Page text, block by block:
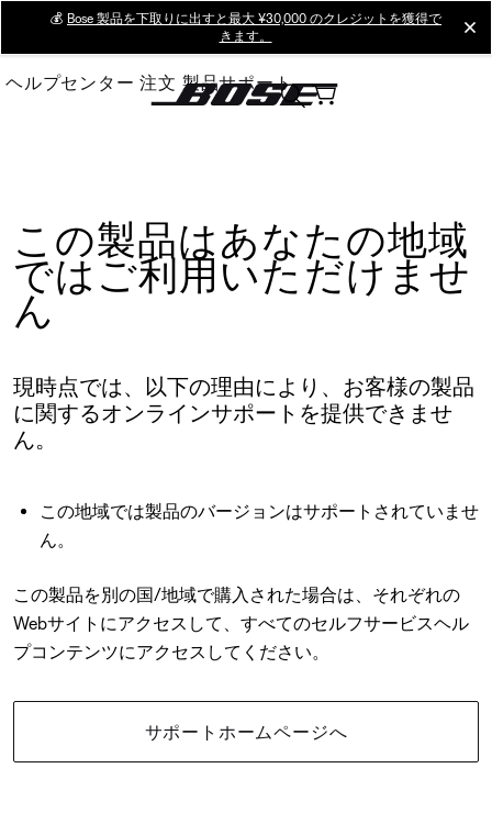
Main
💰 Bose 製品を下取りに出すと最大 ¥30,000 のクレジットを獲得で
きます。
ヘルプセンター 注文 製品サポート
この製品はあなたの地域
ではご利用いただけませ
ん
現時点では、以下の理由により、お客様の製品
に関するオンラインサポートを提供できませ
ん。
この地域では製品のバージョンはサポートされていませ
ん。
この製品を別の国/地域で購入された場合は、それぞれの
Webサイトにアクセスして、すべてのセルフサービスヘル
プコンテンツにアクセスしてください。
サポートホームページへ